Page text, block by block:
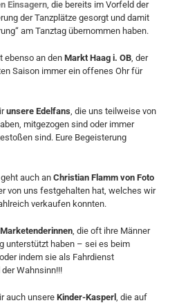
Einsagern, die bereits im Vorfeld der
der Tanzplätze gesorgt und damit
am Tanztag übernommen haben.
ebenso an denMarkt Haag i. OB, der
Saison immer ein offenes Ohr für
unsere Edelfans, die uns teilweise von
mitgezogen sind oder immer
sind. Eure Begeisterung
auch anChristian Flamm von Foto
von uns festgehalten hat, welches wir
verkaufen konnten.
Marketenderinnen, die oft ihre Männer
unterstützt haben – sei es beim
indem sie als Fahrdienst
Wahnsinn!!!
auch unsere Kinder-Kasperl, die auf